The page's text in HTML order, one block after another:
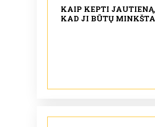
KAIP KEPTI
KAD JI BŪTŲ MINKŠTA